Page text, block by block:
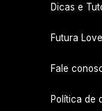
Dicas e
Futura
Fale
Política de